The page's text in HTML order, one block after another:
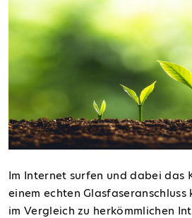
Im Internet surfen und dabei das
einem echten Glasfaseranschluss
im Vergleich zu herkömmlichen